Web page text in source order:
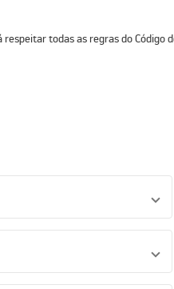
todas as regras do Código